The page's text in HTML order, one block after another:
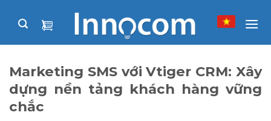
Marketing SMS với Vtiger CRM: Xây
dựng nền tảng khách hàng vững
chắc